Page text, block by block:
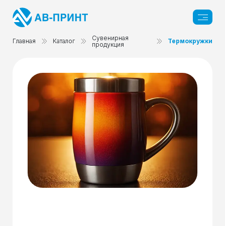
Главная Каталог
Сувенирная
продукция
Термокружки